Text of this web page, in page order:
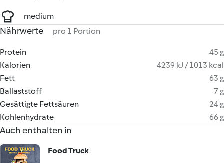
medium
Nährwerte pro 1 Portion
Protein
45 g
Kalorien
4239 kJ / 1013 kcal
Fett
63 g
Ballaststoff
7 g
Gesättigte Fettsäuren
24 g
Kohlenhydrate
66 g
Auch enthalten in
Food Truck